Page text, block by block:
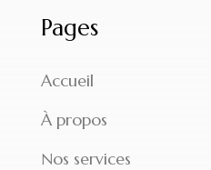
Pages
Accueil
À propos
Nos services